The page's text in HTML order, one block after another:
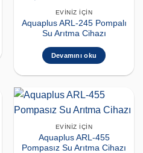
EVINIZ İÇIN
Aquaplus ARL-245 Pompalı
Su Arıtma Cihazı
Devamını oku
EVINIZ İÇIN
Aquaplus ARL-455
Pompasız Su Arıtma Cihazı